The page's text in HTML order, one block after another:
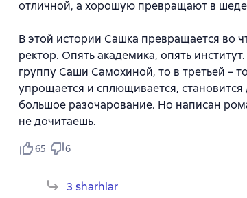
отличной, а хорошую превращают в
В этой истории Сашка превращается во
ректор. Опять академика, опять
группу Саши Самохиной, то в третьей –
упрощается и сплющивается,
большое разочарование. Но написан
не дочитаешь.
65 6
3 sharhlar